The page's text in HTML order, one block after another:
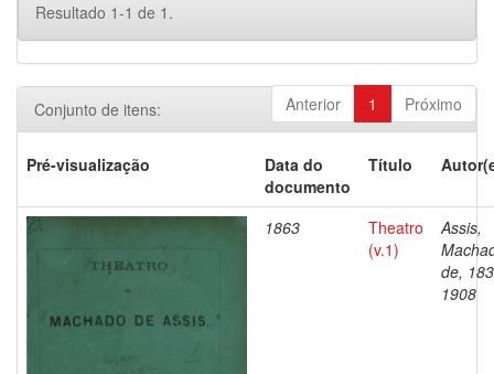
Resultado 1-1 de 1.
Anterior 1 Próximo
Conjunto de itens:
Pré-visualização
Data do
documento
Título
1863
Theatro
(v.1)
Assis,
de,
1908